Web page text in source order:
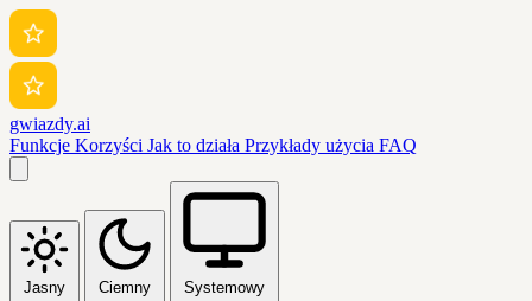
gwiazdy.ai
Funkcje Korzyści Jak to działa Przykłady użycia FAQ
Jasny Ciemny Systemowy